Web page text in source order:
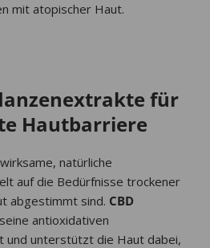
mit atopischer Haut.
für
Hautbarriere
natürliche
auf die Bedürfnisse trockener
abgestimmt sind. CBD
antioxidativen
und unterstützt die Haut dabei,